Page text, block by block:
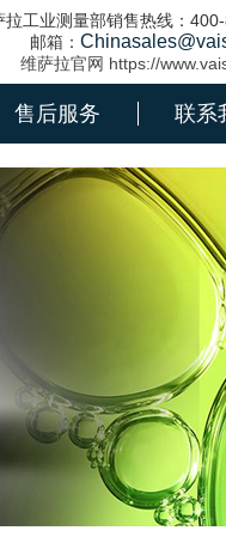
拉工业测量部销售热线：
邮箱：
维萨拉官网 https://
售后服务 联系